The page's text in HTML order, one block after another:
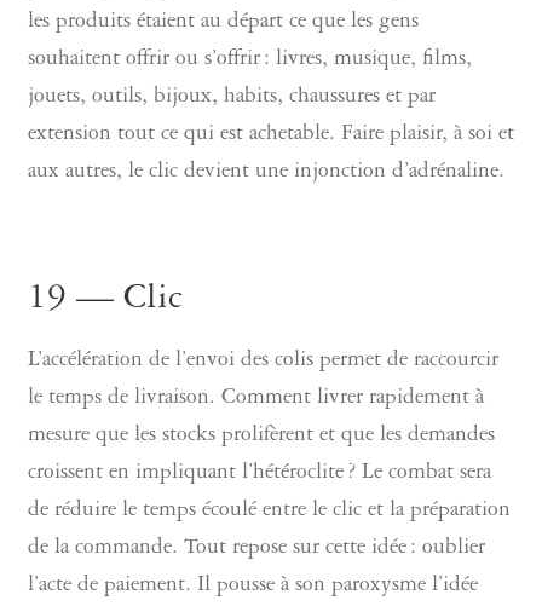
les produits étaient au départ ce que les gens
souhaitent offrir ou s’offrir : livres, musique, films,
jouets, outils, bijoux, habits, chaussures et par
extension tout ce qui est achetable. Faire plaisir, à soi et
aux autres, le clic devient une injonction d’adrénaline.
19 — Clic
L’accélération de l’envoi des colis permet de raccourcir
le temps de livraison. Comment livrer rapidement à
mesure que les stocks prolifèrent et que les demandes
croissent en impliquant l’hétéroclite ? Le combat sera
de réduire le temps écoulé entre le clic et la préparation
de la commande. Tout repose sur cette idée : oublier
l’acte de paiement. Il pousse à son paroxysme l’idée